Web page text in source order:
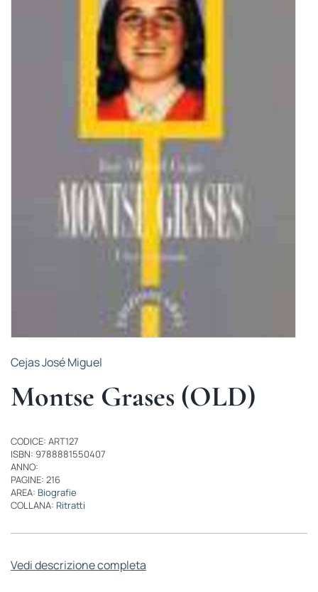
BIOGRAFIE
ATTUALITÀ
Cejas José Miguel
Montse Grases (OLD)
CODICE: ART127
ISBN: 9788881550407
ANNO:
PAGINE: 216
AREA: Biografie
COLLANA: Ritratti
Vedi descrizione completa